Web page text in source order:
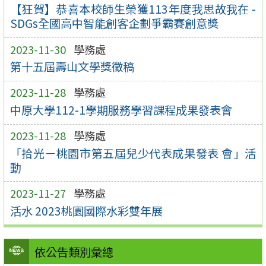
【狂賀】恭喜本校師生榮獲113年度我思故我在 -
SDGs全國高中智能創客企劃爭霸賽創意獎
2023-11-30 學務處
第十五屆壽山文學獎徵稿
2023-11-28 學務處
中原大學112-1學期服務學習課程成果發表會
2023-11-28 學務處
「拾光－桃園市第五屆兒少代表成果發表 會」活
動
2023-11-27 學務處
活水 2023桃園國際水彩雙年展
依公告類別彙總